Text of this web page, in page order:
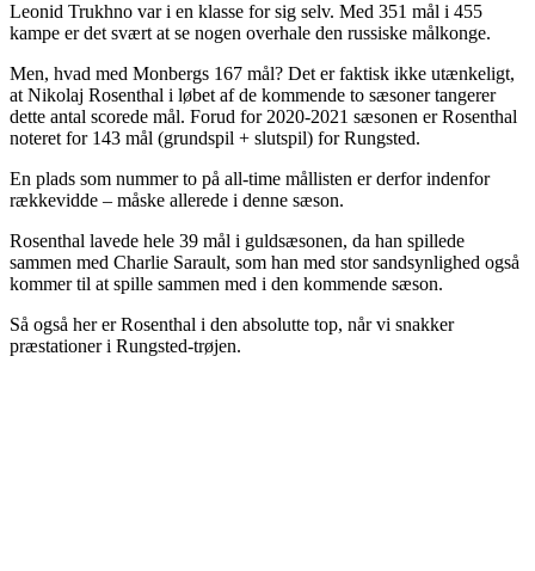
Leonid Trukhno var i en klasse for sig selv. Med 351 mål i 455
kampe er det svært at se nogen overhale den russiske målkonge.
Men, hvad med Monbergs 167 mål? Det er faktisk ikke utænkeligt,
at Nikolaj Rosenthal i løbet af de kommende to sæsoner tangerer
dette antal scorede mål. Forud for 2020-2021 sæsonen er Rosenthal
noteret for 143 mål (grundspil + slutspil) for Rungsted.
En plads som nummer to på all-time mållisten er derfor indenfor
rækkevidde – måske allerede i denne sæson.
Rosenthal lavede hele 39 mål i guldsæsonen, da han spillede
sammen med Charlie Sarault, som han med stor sandsynlighed også
kommer til at spille sammen med i den kommende sæson.
Så også her er Rosenthal i den absolutte top, når vi snakker
præstationer i Rungsted-trøjen.